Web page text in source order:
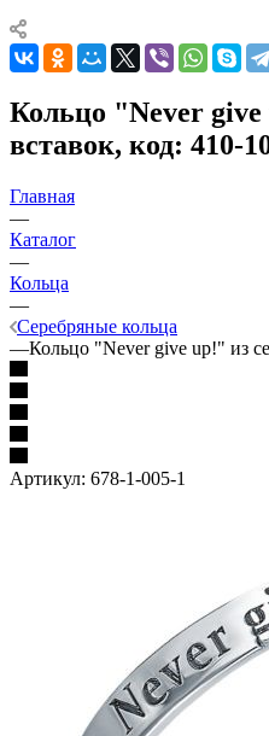
Кольцо "Never give
вставок, код: 410-
Главная
—
Каталог
—
Кольца
—
Серебряные кольца
—Кольцо "Never give up!" из
Артикул: 678-1-005-1